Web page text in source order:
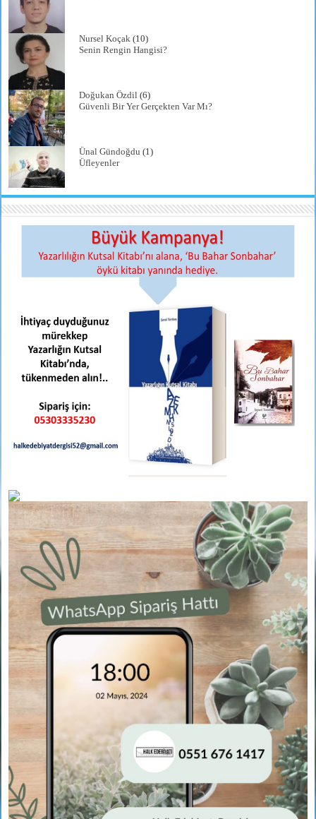
Nursel Koçak (10)
Senin Rengin Hangisi?
Doğukan Özdil (6)
Güvenli Bir Yer Gerçekten Var Mı?
Ünal Gündoğdu (1)
Üfleyenler